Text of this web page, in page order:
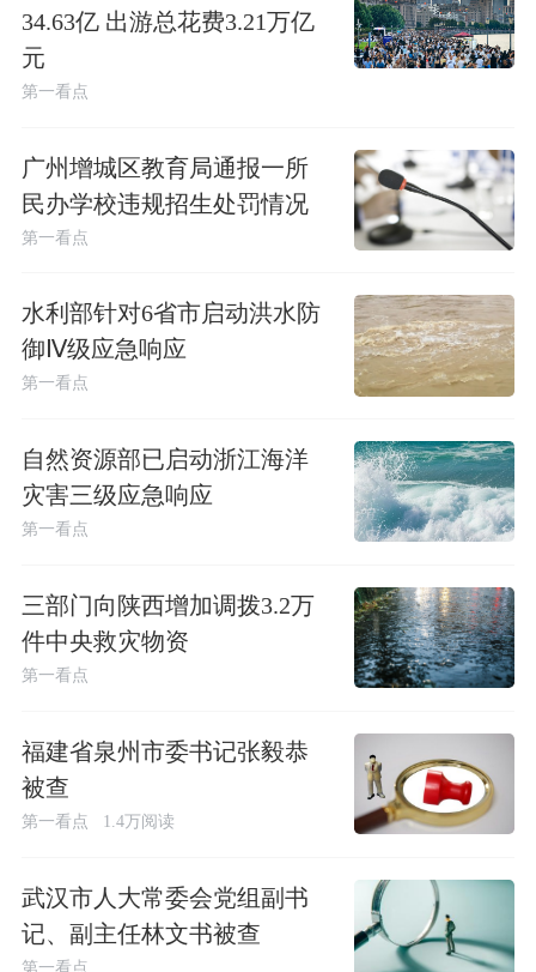
34.63亿 出游总花费3.21万亿
元
第一看点
广州增城区教育局通报一所
民办学校违规招生处罚情况
第一看点
水利部针对6省市启动洪水防
御Ⅳ级应急响应
第一看点
自然资源部已启动浙江海洋
灾害三级应急响应
第一看点
三部门向陕西增加调拨3.2万
件中央救灾物资
第一看点
福建省泉州市委书记张毅恭
被查
第一看点 1.4万阅读
武汉市人大常委会党组副书
记、副主任林文书被查
第一看点